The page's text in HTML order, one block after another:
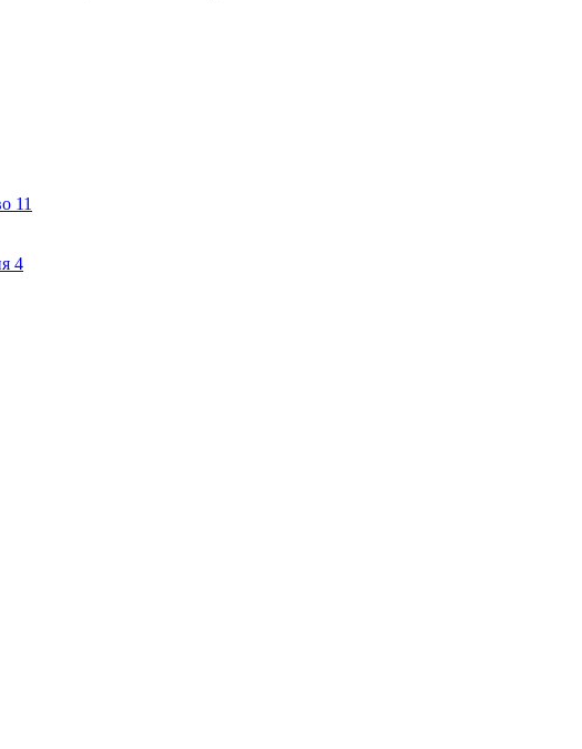
11
4